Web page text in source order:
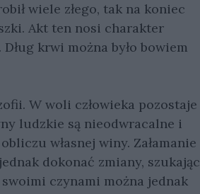
wiele złego, tak na koniec
Akt ten nosi charakter
krwi można było bowiem
W woli człowieka pozostaje
ludzkie są nieodwracalne i
własnej winy. Załamanie
dokonać zmiany, szukając
czynami można jednak